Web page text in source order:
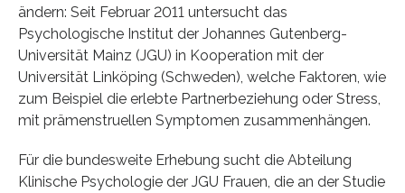
ändern: Seit Februar 2011 untersucht das
Psychologische Institut der Johannes Gutenberg-
Universität Mainz (JGU) in Kooperation mit der
Universität Linköping (Schweden), welche Faktoren, wie
zum Beispiel die erlebte Partnerbeziehung oder Stress,
mit prämenstruellen Symptomen zusammenhängen.
Für die bundesweite Erhebung sucht die Abteilung
Klinische Psychologie der JGU Frauen, die an der Studie